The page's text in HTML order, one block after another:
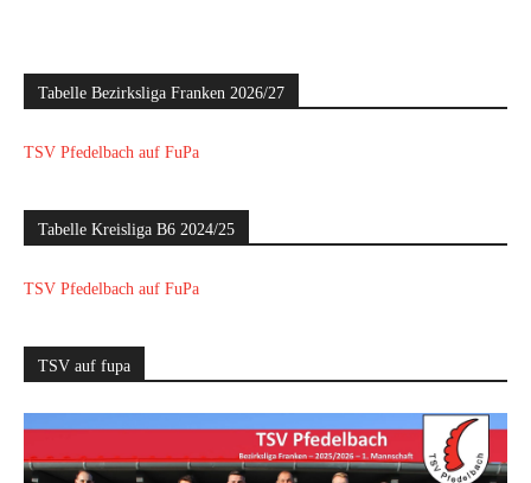
Tabelle Bezirksliga Franken 2026/27
TSV Pfedelbach auf FuPa
Tabelle Kreisliga B6 2024/25
TSV Pfedelbach auf FuPa
TSV auf fupa